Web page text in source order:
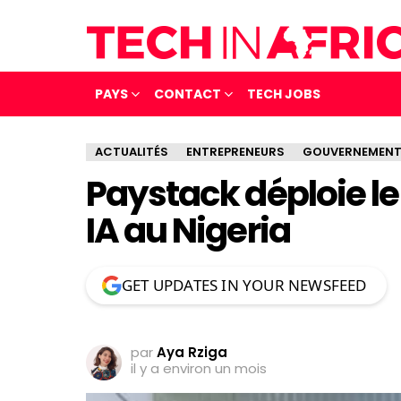
PAYS CONTACT TECH JOBS
ACTUALITÉS ENTREPRENEURS
Paystack déploie
IA au Nigeria
GET UPDATES IN YOUR NEWSFEED
parAya Rziga
il y a environ un mois